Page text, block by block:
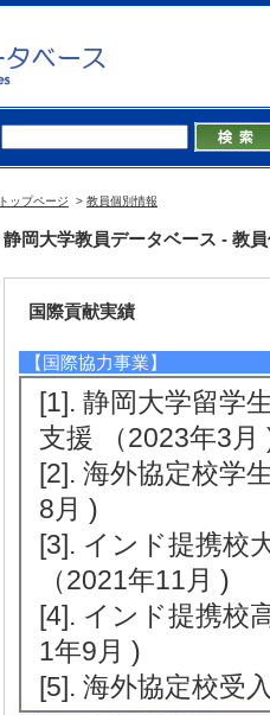
トップページ > 教員個別情報
静岡大学教員データベース - 教
史 （2025年12月 )
5年11月 )
[5]. 静岡市国際交
[備考] 毎週日曜日
国際貢献実績
【国際協力事業】
[1]. 静岡大学留学
支援 （2023年3月
[2]. 海外協定校学
8月 )
[3]. インド提携校
（2021年11月 )
[4]. インド提携校
1年9月 )
[5]. 海外協定校受